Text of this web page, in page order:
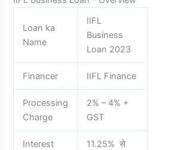
Loan ka
Name
IIFL
Business
Loan 2023
Financer IIFL Finance
Processing
Charge
2% – 4% +
GST
Interest
11.25% से